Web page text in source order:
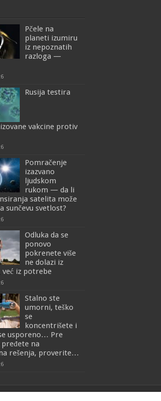
Pčele na
planeti izumiru
iz nepoznatih
razloga —
Rusija testira
vakcine protiv
Pomračenje
izazvano
ljudskom
rukom — da li
satelita može
sunčevu svetlost?
Odluka da se
ponovo
pokrenete više
ne dolazi iz
već iz potrebe
Stalno ste
umorni, teško
se
koncentrišete i
usporeno… Pre
na
rešenja, proverite…